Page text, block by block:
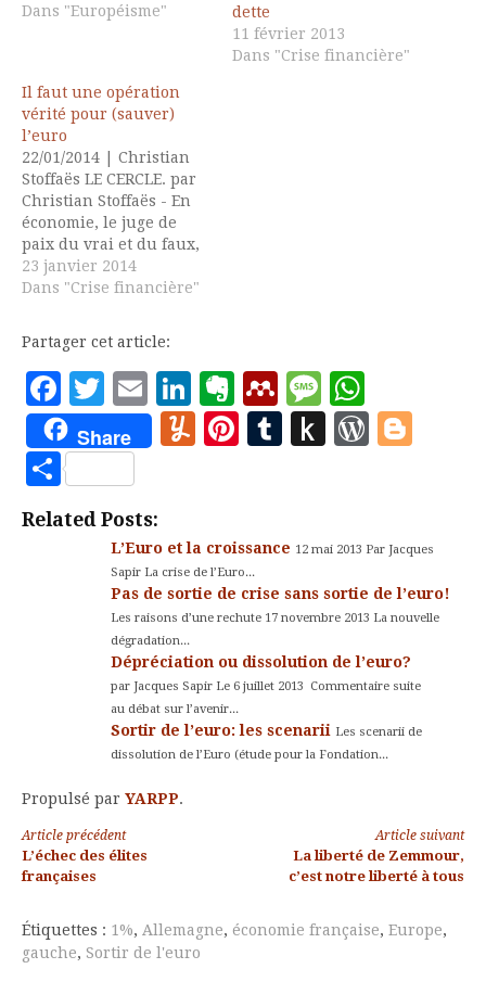
Dans "Européisme"
dette
11 février 2013
Dans "Crise financière"
Il faut une opération
vérité pour (sauver)
l’euro
22/01/2014 | Christian
Stoffaës LE CERCLE. par
Christian Stoffaës - En
économie, le juge de
paix du vrai et du faux,
c'est l'histoire
économique permettant
de la méthode
expérimentale en
sciences exactes. Deux
références utiles
éclairent nos débats
actuels sur l'euro et…
23 janvier 2014
Dans "Crise financière"
Partager cet article:
Facebook
Twitter
EmailLinkedIn
Evernote
Mendeley
Message
Share Yummly
Pinterest
Tumblr
Push
Partager
Related Posts:
L’Euro et la croissance 12 mai 2013 Par Jacques
Sapir La crise de l’Euro...
Pas de sortie de crise sans sortie de l’euro!
Les raisons d’une rechute 17 novembre 2013 La nouvelle
dégradation...
Dépréciation ou dissolution de l’euro?
par Jacques Sapir Le 6 juillet 2013 Commentaire suite
au débat sur l’avenir...
Sortir de l’euro: les scenarii Les scenarii de
dissolution de l’Euro (étude pour la Fondation...
Propulsé par YARPP.
Lire
la
suite
Article précédent
L’échec des élites
françaises
Article suivant
La liberté de Zemmour,
c’est notre liberté à tous
Étiquettes : 1%, Allemagne, économie française, Europe,
gauche, Sortir de l'euro